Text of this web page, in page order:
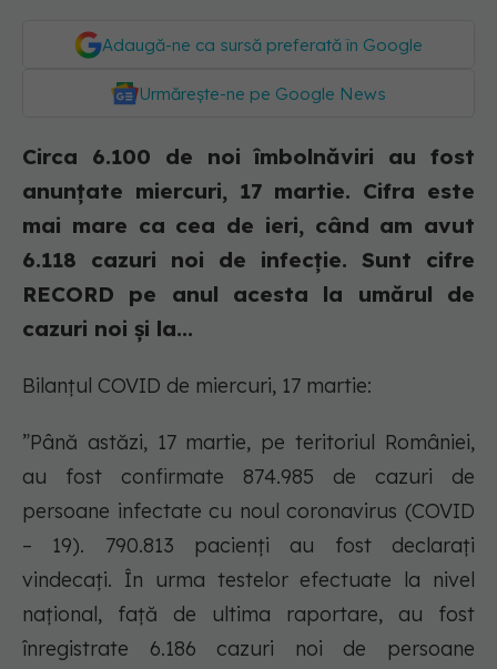
Adaugă-ne ca sursă preferată în Google
Urmărește-ne pe Google News
Circa 6.100 de noi îmbolnăviri au fost
anunțate miercuri, 17 martie. Cifra este
mai mare ca cea de ieri, când am avut
6.118 cazuri noi de infecție. Sunt cifre
RECORD pe anul acesta la umărul de
cazuri noi și la...
Bilanțul COVID de miercuri, 17 martie:
”Până astăzi, 17 martie, pe teritoriul României,
au fost confirmate 874.985 de cazuri de
persoane infectate cu noul coronavirus (COVID
– 19). 790.813 pacienți au fost declarați
vindecați. În urma testelor efectuate la nivel
național, față de ultima raportare, au fost
înregistrate 6.186 cazuri noi de persoane